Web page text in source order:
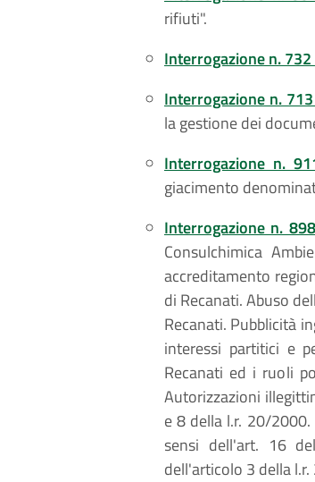
rifiuti".
Interrogazione n. 732
Interrogazione n. 713
la gestione dei
Interrogazione n.
giacimento
Interrogazione n. 898
Consulchimica
accreditamento
di Recanati. Abuso
Recanati. Pubblicità
interessi partitici e
Recanati ed i ruoli
Autorizzazioni
e 8 della l.r. 20/
sensi dell'art. 16
dell'articolo 3 della